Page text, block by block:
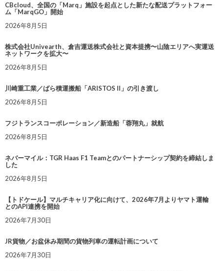
CBcloud、全国の「Marq」施設を起点とした新たな配送プラットフォー
ム「MarqGO」開始
2026年8月5日
株式会社Univearth、倉吉運送株式会社と資本提携〜山陰エリアへ実運送
ネットワークを拡大〜
2026年8月5日
川崎重工業／ばら積運搬船「ARISTOS II」の引き渡し
2026年8月5日
フジトランスコーポレーション／新造船「蓉翔丸」就航
2026年8月5日
ネバーマイル：TGR Haas F1 Teamとのパートナーシップ契約を締結しま
した
2026年8月5日
【トドケール】マルチキャリア化に向けて、2026年7月よりヤマト運輸
とのAPI連携を開始
2026年7月30日
JR貨物／お盆休み期間の貨物列車の運転計画について
2026年7月30日